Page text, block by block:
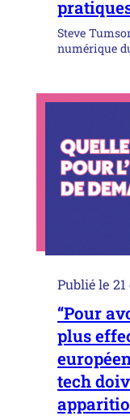
Steve
numérique
Publié le
“Pour
plus
tech